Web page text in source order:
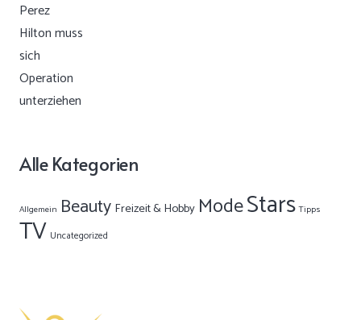
Alle Kategorien
Allgemein Beauty Freizeit & Hobby ModeStars Tipps
TV Uncategorized